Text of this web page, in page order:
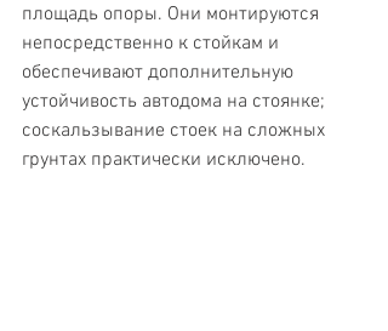
площадь опоры. Они монтируются
непосредственно к стойкам и
обеспечивают дополнительную
устойчивость автодома на стоянке;
соскальзывание стоек на сложных
грунтах практически исключено.